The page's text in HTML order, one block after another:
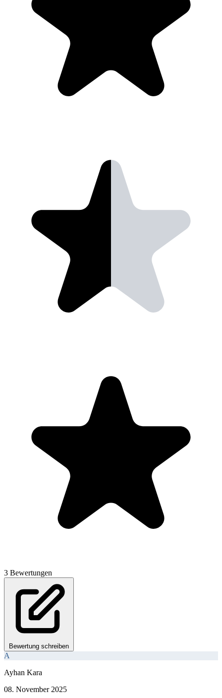
3 Bewertungen
Bewertung schreiben
A
Ayhan Kara
08. November 2025